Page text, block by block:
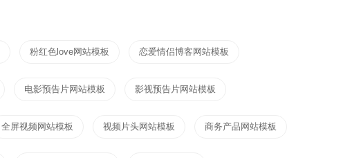
粉红色love网站模板 恋爱情侣博客网站模板
电影预告片网站模板 影视预告片网站模板
全屏视频网站模板 视频片头网站模板 商务产品网站模板